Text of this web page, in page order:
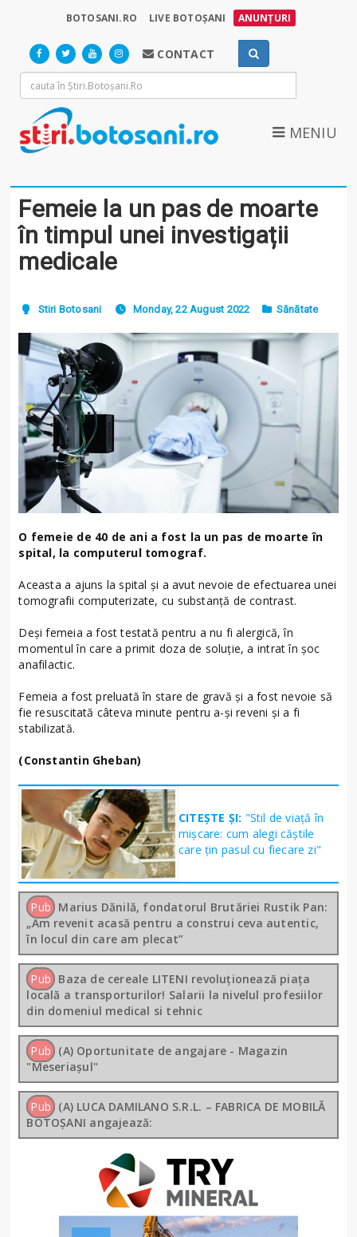
BOTOSANI.RO LIVE BOTOȘANI ANUNȚURI
CONTACT
MENIU
Femeie la un pas de moarte
în timpul unei investigații
medicale
Stiri Botosani Monday, 22 August 2022 Sănătate
O femeie de 40 de ani a fost la un pas de moarte în
spital, la computerul tomograf.
Aceasta a ajuns la spital și a avut nevoie de efectuarea unei
tomografii computerizate, cu substanță de contrast.
Deși femeia a fost testată pentru a nu fi alergică, în
momentul în care a primit doza de soluție, a intrat în șoc
anafilactic.
Femeia a fost preluată în stare de gravă și a fost nevoie să
fie resuscitată câteva minute pentru a-și reveni și a fi
stabilizată.
(Constantin Gheban)
CITEȘTE ȘI: "Stil de viață în
mișcare: cum alegi căștile
care țin pasul cu fiecare zi"
Pub Marius Dănilă, fondatorul Brutăriei Rustik Pan:
„Am revenit acasă pentru a construi ceva autentic,
în locul din care am plecat”
Pub Baza de cereale LITENI revoluționează piața
locală a transporturilor! Salarii la nivelul profesiilor
din domeniul medical si tehnic
Pub (A) Oportunitate de angajare - Magazin
"Meseriașul"
Pub (A) LUCA DAMILANO S.R.L. – FABRICA DE MOBILĂ
BOTOȘANI angajează: